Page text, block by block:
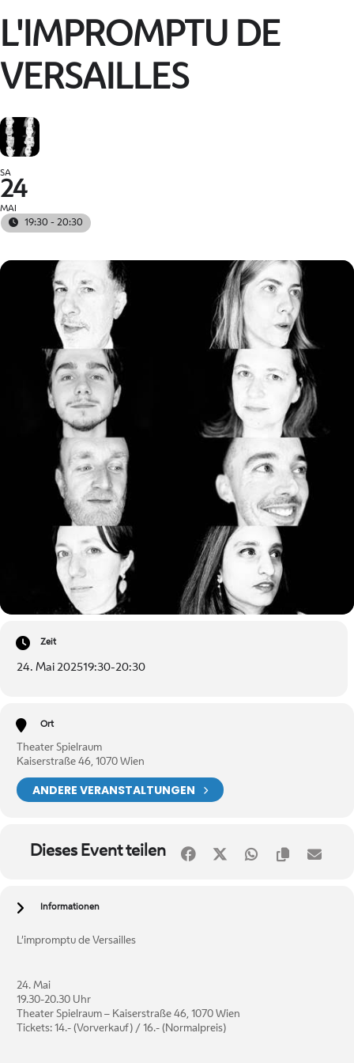
L'IMPROMPTU DE
VERSAILLES
SA
24
MAI
19:30 - 20:30
Zeit
24. Mai 202519:30-20:30
Ort
Theater Spielraum
Kaiserstraße 46, 1070 Wien
ANDERE VERANSTALTUNGEN
Dieses Event teilen
Informationen
L’impromptu de Versailles
24. Mai
19.30-20.30 Uhr
Theater Spielraum – Kaiserstraße 46, 1070 Wien
Tickets: 14.- (Vorverkauf) / 16.- (Normalpreis)